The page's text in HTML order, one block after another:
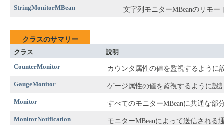
StringMonitorMBean 文字列モニターMBeanのリモ
クラスのサマリー
クラス
説明
CounterMonitor
カウンタ属性の値を監視するように
GaugeMonitor ゲージ属性の値を監視するように設
Monitor すべてのモニターMBeanに共通な部
MonitorNotification モニターMBeanによって送信される